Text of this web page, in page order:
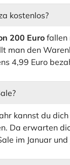
kostenlos?
200 Euro fallen
man den
4,99 Euro
kannst du
Da erwarten
im Januar